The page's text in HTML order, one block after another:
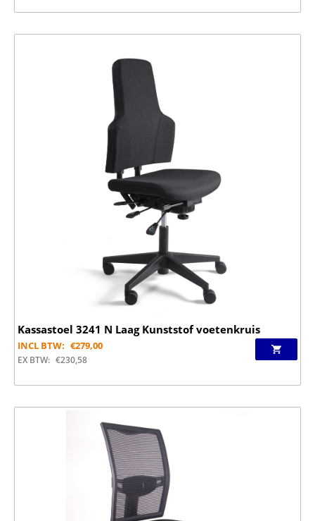
Kassastoel 3241 N Laag Kunststof voetenkruis
INCL BTW: €279,00
EX BTW: €230,58